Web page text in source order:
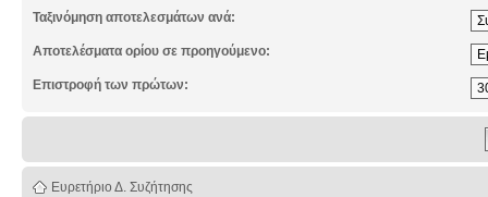
Ταξινόμηση αποτελεσμάτων ανά:
Αποτελέσματα ορίου σε προηγούμενο:
Επιστροφή των πρώτων:
Ευρετήριο Δ. Συζήτησης